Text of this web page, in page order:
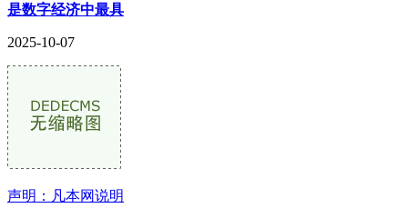
是数字经济中最具
2025-10-07
声明：凡本网说明